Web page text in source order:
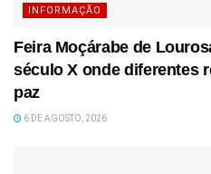
INFORMAÇÃO
Feira Moçárabe de
século X onde diferentes
paz
6 DE AGOSTO, 2026